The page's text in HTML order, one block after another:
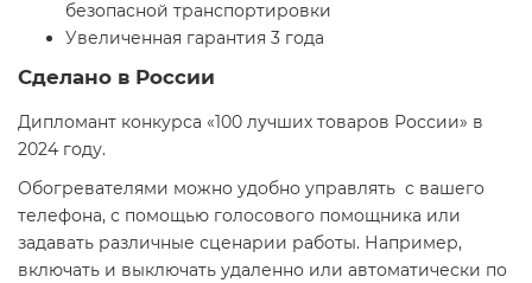
безопасной транспортировки
Увеличенная гарантия 3 года
Сделано в России
Дипломант конкурса «100 лучших товаров России» в
2024 году.
Обогревателями можно удобно управлять с вашего
телефона, с помощью голосового помощника или
задавать различные сценарии работы. Например,
включать и выключать удаленно или автоматически по